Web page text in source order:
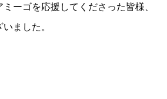
ーゴを応援してくださった皆様、
ました。